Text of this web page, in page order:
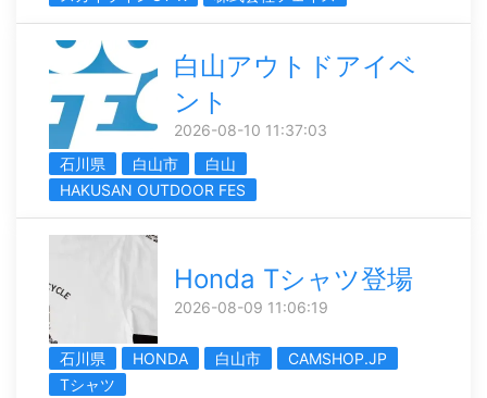
白山アウトドアイベ
ント
2026-08-10 11:37:03
石川県
白山市
白山
HAKUSAN OUTDOOR FES
Honda Tシャツ登場
2026-08-09 11:06:19
石川県 HONDA 白山市
CAMSHOP.JP
Tシャツ